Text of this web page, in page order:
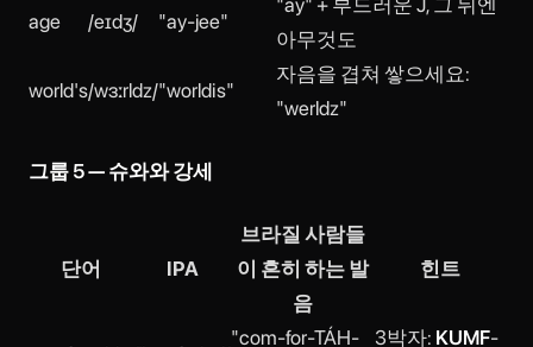
age /eɪdʒ/ "ay-jee"
아무것도
world's/wɜːrldz/"worldis"
자음을 겹쳐 쌓으세요:
"werldz"
그룹 5 — 슈와와 강세
단어 IPA
브라질 사람들
이 흔히 하는 발
음
힌트
"com-for-TÁH-
3박자: KUMF-